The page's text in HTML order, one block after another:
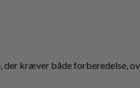
kræver både forberedelse,